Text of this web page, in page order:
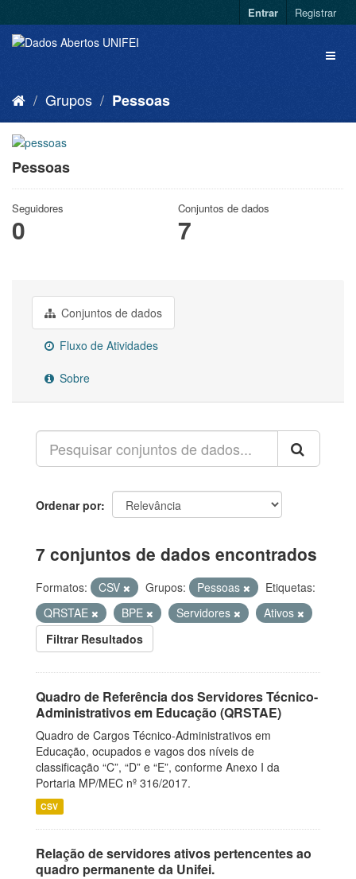
Entrar Registrar
Grupos Pessoas
Pessoas
Seguidores
0
Conjuntos de dados
7
Conjuntos de dados
Fluxo de Atividades
Sobre
Ordenar por
7 conjuntos de dados encontrados
Formatos: CSV Grupos: Pessoas
Etiquetas:
QRSTAE
BPE Servidores
Ativos
Filtrar Resultados
Quadro de Referência dos Servidores Técnico-
Administrativos em Educação (QRSTAE)
Quadro de Cargos Técnico-Administrativos em
Educação, ocupados e vagos dos níveis de
classificação “C”, “D” e “E”, conforme Anexo I da
Portaria MP/MEC nº 316/2017.
CSV
Relação de servidores ativos pertencentes ao
quadro permanente da Unifei.